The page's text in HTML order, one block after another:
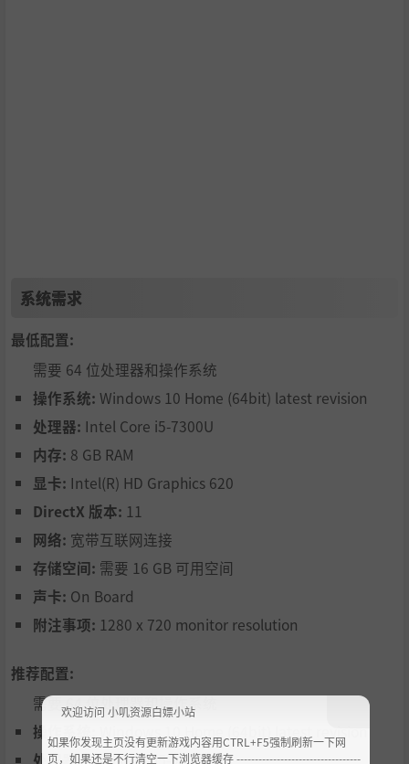
系统需求
最低配置:
需要 64 位处理器和操作系统
操作系统: Windows 10 Home (64bit) latest revision
处理器: Intel Core i5-7300U
内存: 8 GB RAM
显卡: Intel(R) HD Graphics 620
DirectX 版本: 11
网络: 宽带互联网连接
存储空间: 需要 16 GB 可用空间
声卡: On Board
附注事项: 1280 x 720 monitor resolution
推荐配置:
需要 64 位处理器和操作系统
操作系统:
处理器:Intel Core i5-9400F
欢迎访问 小叽资源白嫖小站
如果你发现主页没有更新游戏内容用CTRL+F5强制刷新一下网
页，如果还是不行清空一下浏览器缓存 ----------------------------------